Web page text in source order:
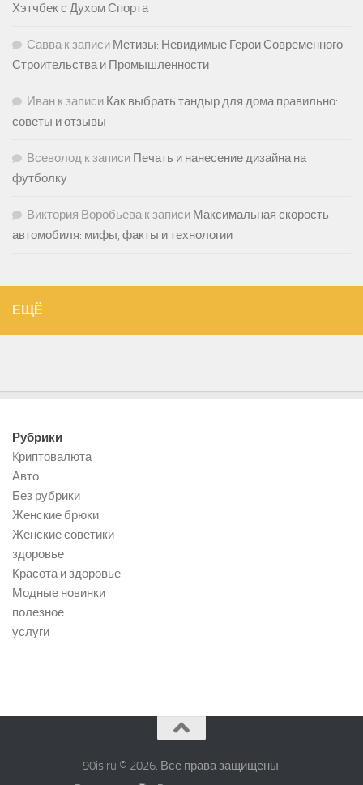
Хэтчбек с Духом Спорта
Саввак записи Метизы: Невидимые Герои Современного
Строительства и Промышленности
Иван к записи Как выбрать тандыр для дома правильно:
советы и отзывы
Всеволод к записи Печать и нанесение дизайна на
футболку
Виктория Воробьевак записи Максимальная скорость
автомобиля: мифы, факты и технологии
ЕЩЁ
Рубрики
Kриптовалюта
Авто
Без рубрики
Женские брюки
Женские советики
здоровье
Красота и здоровье
Модные новинки
полезное
услуги
90is.ru © 2026. Все права защищены.